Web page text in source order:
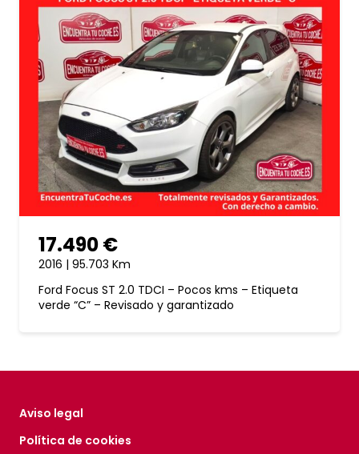
17.490 €
2016 | 95.703 Km
Ford Focus ST 2.0 TDCI – Pocos kms – Etiqueta
verde “C” – Revisado y garantizado
Aviso legal
Política de cookies